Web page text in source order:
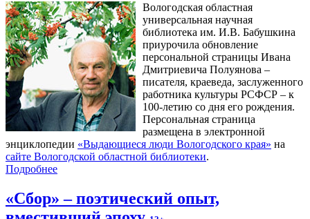
Вологодская областная
универсальная научная
библиотека им. И.В. Бабушкина
приурочила обновление
персональной страницы Ивана
Дмитриевича Полуянова –
писателя, краеведа, заслуженного
работника культуры РСФСР – к
100‑летию со дня его рождения.
Персональная страница
размещена в электронной
энциклопедии «Выдающиеся люди Вологодского края» на
сайте Вологодской областной библиотеки.
Подробнее
«Сбор» – поэтический опыт,